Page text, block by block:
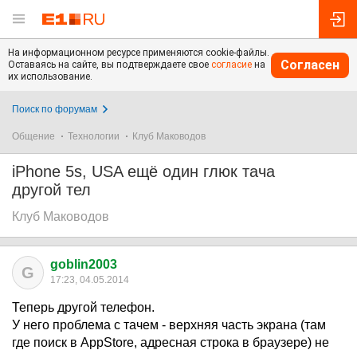
На информационном ресурсе применяются cookie-файлы.
Оставаясь на сайте, вы подтверждаете свое согласие на
их использование.
Согласен
Поиск по форумам
Общение Технологии Клуб Маководов
iPhone 5s, USA ещё один глюк тача
другой тел
Клуб Маководов
G goblin2003
17:23, 04.05.2014
Теперь другой телефон.
У него проблема с тачем - верхняя часть экрана (там
где поиск в AppStore, адресная строка в браузере) не